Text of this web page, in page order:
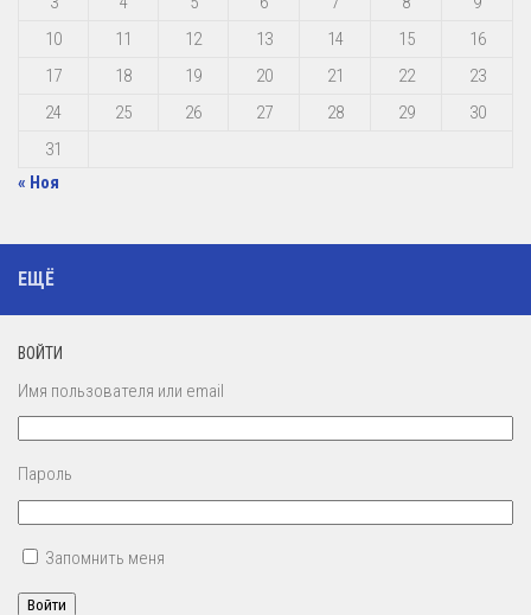
10
11 12 13 14 15
16
17
18 19 20 21 22
23
24
25 26 27 28 29
30
31
« Ноя
ЕЩЁ
ВОЙТИ
Имя пользователя или email
Пароль
Запомнить меня
Войти